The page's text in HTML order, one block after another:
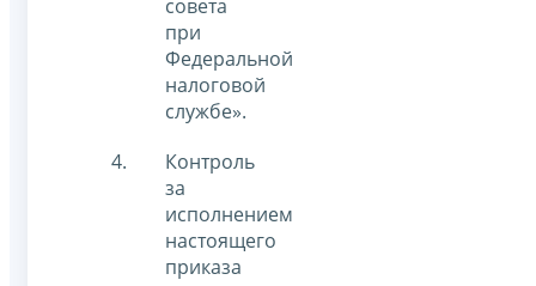
совета
при
Федеральной
налоговой
службе».
Контроль
за
исполнением
настоящего
приказа